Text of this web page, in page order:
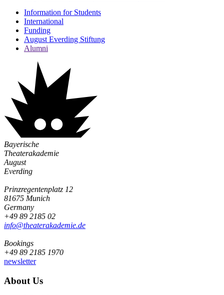
Information for Students
International
Funding
August Everding Stiftung
Alumni
Bayerische
Theaterakademie
August
Everding
Prinzregentenplatz 12
81675 Munich
Germany
+49 89 2185 02
info@­theaterakademie.de
Bookings
+49 89 2185 1970
newsletter
About Us